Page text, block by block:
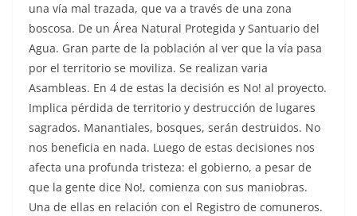
una vía mal trazada, que va a través de una zona
boscosa. De un Área Natural Protegida y Santuario del
Agua. Gran parte de la población al ver que la vía pasa
por el territorio se moviliza. Se realizan varia
Asambleas. En 4 de estas la decisión es No! al proyecto.
Implica pérdida de territorio y destrucción de lugares
sagrados. Manantiales, bosques, serán destruidos. No
nos beneficia en nada. Luego de estas decisiones nos
afecta una profunda tristeza: el gobierno, a pesar de
que la gente dice No!, comienza con sus maniobras.
Una de ellas en relación con el Registro de comuneros.